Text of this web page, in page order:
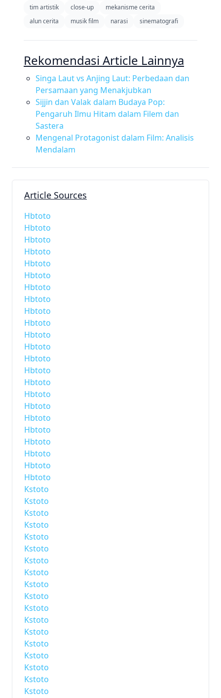
tim artistik
close-up
mekanisme cerita
alun cerita
musik film narasi sinematografi
Rekomendasi Article Lainnya
Singa Laut vs Anjing Laut: Perbedaan dan
Persamaan yang Menakjubkan
Sijjin dan Valak dalam Budaya Pop:
Pengaruh Ilmu Hitam dalam Filem dan
Sastera
Mengenal Protagonist dalam Film: Analisis
Mendalam
Article Sources
Hbtoto
Hbtoto
Hbtoto
Hbtoto
Hbtoto
Hbtoto
Hbtoto
Hbtoto
Hbtoto
Hbtoto
Hbtoto
Hbtoto
Hbtoto
Hbtoto
Hbtoto
Hbtoto
Hbtoto
Hbtoto
Hbtoto
Hbtoto
Hbtoto
Hbtoto
Hbtoto
Kstoto
Kstoto
Kstoto
Kstoto
Kstoto
Kstoto
Kstoto
Kstoto
Kstoto
Kstoto
Kstoto
Kstoto
Kstoto
Kstoto
Kstoto
Kstoto
Kstoto
Kstoto